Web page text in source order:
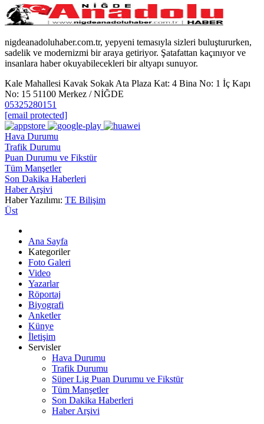
nigdeanadoluhaber.com.tr, yepyeni temasıyla sizleri buluştururken,
sadelik ve modernizmi bir araya getiriyor. Şatafattan kaçınıyor ve
insanlara haber okuyabilecekleri bir altyapı sunuyor.
Kale Mahallesi Kavak Sokak Ata Plaza Kat: 4 Bina No: 1 İç Kapı
No: 15 51100 Merkez / NİĞDE
05325280151
[email protected]
Hava Durumu
Trafik Durumu
Puan Durumu ve Fikstür
Tüm Manşetler
Son Dakika Haberleri
Haber Arşivi
Haber Yazılımı: TE Bilişim
Üst
Ana Sayfa
Kategoriler
Foto Galeri
Video
Yazarlar
Röportaj
Biyografi
Anketler
Künye
İletişim
Servisler
Hava Durumu
Trafik Durumu
Süper Lig Puan Durumu ve Fikstür
Tüm Manşetler
Son Dakika Haberleri
Haber Arşivi